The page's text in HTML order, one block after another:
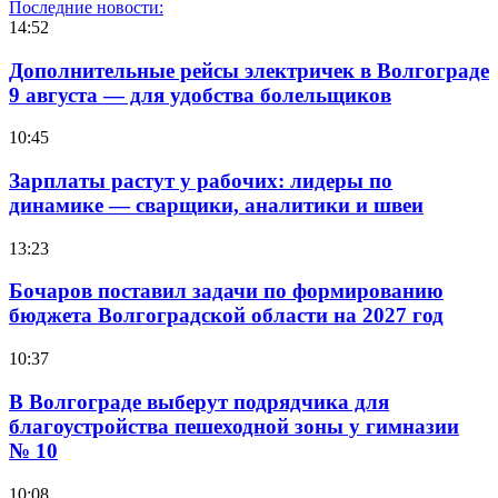
Последние новости:
14:52
Дополнительные рейсы электричек в Волгограде
9 августа — для удобства болельщиков
10:45
Зарплаты растут у рабочих: лидеры по
динамике — сварщики, аналитики и швеи
13:23
Бочаров поставил задачи по формированию
бюджета Волгоградской области на 2027 год
10:37
В Волгограде выберут подрядчика для
благоустройства пешеходной зоны у гимназии
№ 10
10:08